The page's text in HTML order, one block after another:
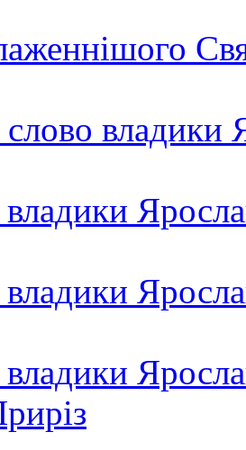
владики
владики
владики
владики